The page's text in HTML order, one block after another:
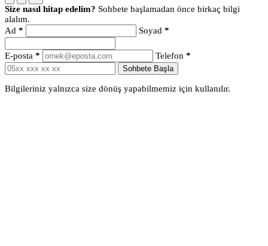
Size nasıl hitap edelim? Sohbete başlamadan önce birkaç bilgi
alalım.
Ad * Soyad *
E-posta * Telefon *
Sohbete Başla
Bilgileriniz yalnızca size dönüş yapabilmemiz için kullanılır.